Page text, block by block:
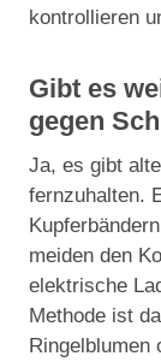
kontrollieren
Gibt es
gegen
Ja, es gibt
fernzuhalten.
meiden den
elektrische
Methode ist
Ringelblumen